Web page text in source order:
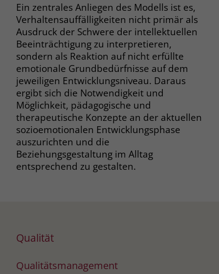
Ein zentrales Anliegen des Modells ist es,
Verhaltensauffälligkeiten nicht primär als
Ausdruck der Schwere der intellektuellen
Beeinträchtigung zu interpretieren,
sondern als Reaktion auf nicht erfüllte
emotionale Grundbedürfnisse auf dem
jeweiligen Entwicklungsniveau. Daraus
ergibt sich die Notwendigkeit und
Möglichkeit, pädagogische und
therapeutische Konzepte an der aktuellen
sozioemotionalen Entwicklungsphase
auszurichten und die
Beziehungsgestaltung im Alltag
entsprechend zu gestalten.
Qualität
Qualitätsmanagement
Name __cf_bm
Anbieter .fonts.net
Laufzeit 30 Minuten
Zweck
This cookie, set by Cloudflare, is used to
support Cloudflare Bot Management.
Name JSessionID
Anbieter jobs.stiftung-liebenau.de
Laufzeit Session
Name _gcl_au
Anbieter Google Ads
Laufzeit 90 Tage
Zweck Enthält eine zufallsgenerierte User-ID.
Name _gcl_aw
Anbieter Google Ads
Laufzeit 90 Tage
Anzeige zugewiesen werden können.